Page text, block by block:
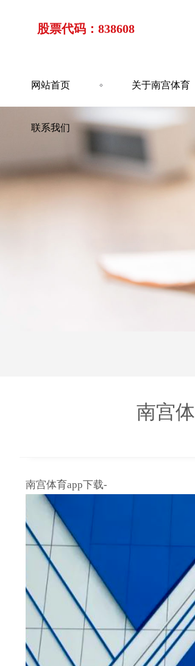
股票代码：838608
网站首页 关于南宫体育
联系我们
南宫
南宫体育app下载-